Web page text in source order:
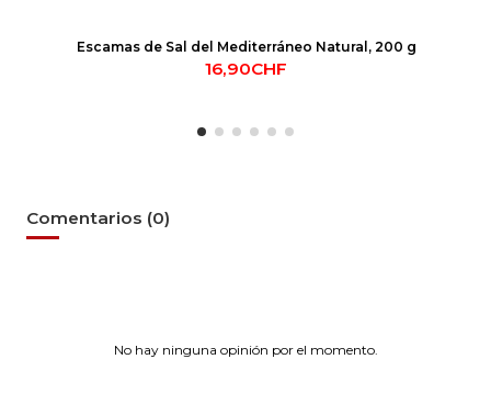
Escamas de Sal del Mediterráneo Natural, 200 g
16,90CHF
Comentarios (0)
No hay ninguna opinión por el momento.